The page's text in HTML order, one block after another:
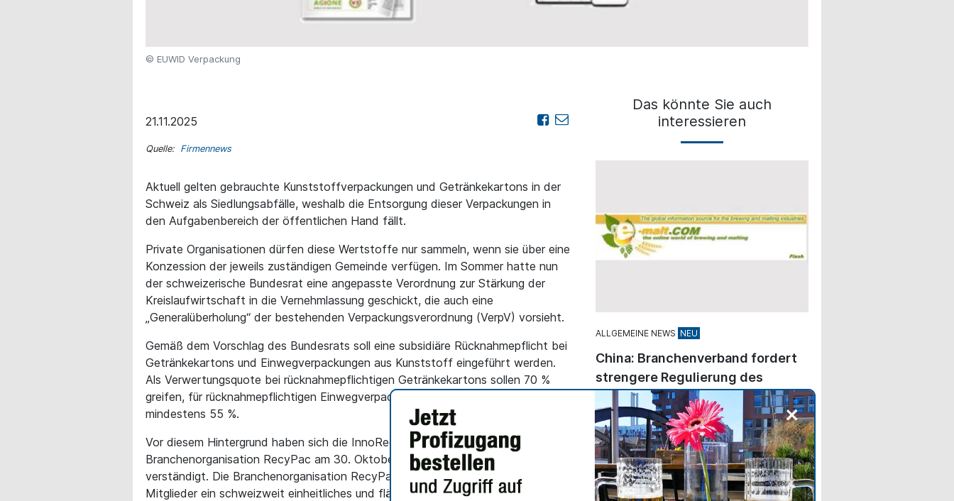
+
© EUWID Verpackung
21.11.2025
Quelle: Firmennews
Aktuell gelten gebrauchte Kunststoffverpackungen und Getränkekartons in der
Schweiz als Siedlungsabfälle, weshalb die Entsorgung dieser Verpackungen in
den Aufgabenbereich der öffentlichen Hand fällt.
Private Organisationen dürfen diese Wertstoffe nur sammeln, wenn sie über eine
Konzession der jeweils zuständigen Gemeinde verfügen. Im Sommer hatte nun
der schweizerische Bundesrat eine angepasste Verordnung zur Stärkung der
Kreislaufwirtschaft in die Vernehmlassung geschickt, die auch eine
„Generalüberholung“ der bestehenden Verpackungsverordnung (VerpV) vorsieht.
Gemäß dem Vorschlag des Bundesrats soll eine subsidiäre Rücknahmepflicht bei
Getränkekartons und Einwegverpackungen aus Kunststoff eingeführt werden.
Als Verwertungsquote bei rücknahmepflichtigen Getränkekartons sollen 70 %
greifen, für rücknahmepflichtigen Einwegverpackungen aus Kunststoff
mindestens 55 %.
Vor diesem Hintergrund haben sich die InnoRecycling AG und die
Branchenorganisation RecyPac am 30. Oktober 2025 auf eine Absichtserklärung
verständigt. Die Branchenorganisation RecyPac baut im Auftrag seiner
Mitglieder ein schweizweit einheitliches und flächendeckendes Recyclingsystem
Das könnte Sie auch
interessieren
ALLGEMEINE NEWS
China: Branchenverband fordert
strengere Regulierung des
Online-Verkaufs von Spirituosen
E-Commerce-Plattformen sollen kleinere
Hersteller stärker unterstützen und
chinesischen Alkoholmarken dabei
helfen, durch E-Commerce ins Ausland
zu expandieren.